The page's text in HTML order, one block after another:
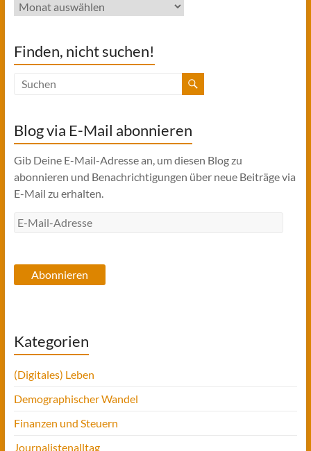
Archiv
Finden, nicht suchen!
Blog via E-Mail abonnieren
Gib Deine E-Mail-Adresse an, um diesen Blog zu
abonnieren und Benachrichtigungen über neue Beiträge via
E-Mail zu erhalten.
E-
Abonnieren
Kategorien
(Digitales) Leben
Demographischer Wandel
Finanzen und Steuern
Journalistenalltag